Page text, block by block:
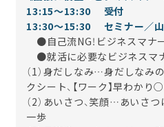
13:15～13:30 受付
13:30～15:30 セミナー／
●自己流NG！ビジネスマナ
●就活に必要なビジネスマ
（1）身だしなみ…身だしなみ
クシート、【ワーク】早わか
（2）あいさつ、笑顔…あいさ
一歩